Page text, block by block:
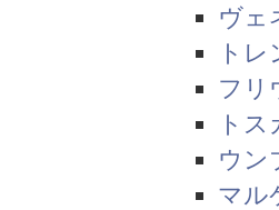
ヴェ
ト
フリ
ト
ウン
マル